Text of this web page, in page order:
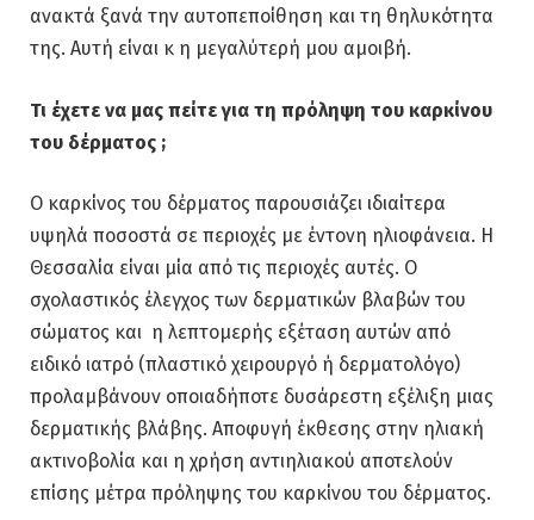
ανακτά ξανά την αυτοπεποίθηση και τη θηλυκότητα
της. Αυτή είναι κ η μεγαλύτερή μου αμοιβή.
Τι έχετε να μας πείτε για τη πρόληψη του καρκίνου
του δέρματος ;
Ο καρκίνος του δέρματος παρουσιάζει ιδιαίτερα
υψηλά ποσοστά σε περιοχές με έντονη ηλιοφάνεια. Η
Θεσσαλία είναι μία από τις περιοχές αυτές. Ο
σχολαστικός έλεγχος των δερματικών βλαβών του
σώματος και η λεπτομερής εξέταση αυτών από
ειδικό ιατρό (πλαστικό χειρουργό ή δερματολόγο)
προλαμβάνουν οποιαδήποτε δυσάρεστη εξέλιξη μιας
δερματικής βλάβης. Αποφυγή έκθεσης στην ηλιακή
ακτινοβολία και η χρήση αντιηλιακού αποτελούν
επίσης μέτρα πρόληψης του καρκίνου του δέρματος.